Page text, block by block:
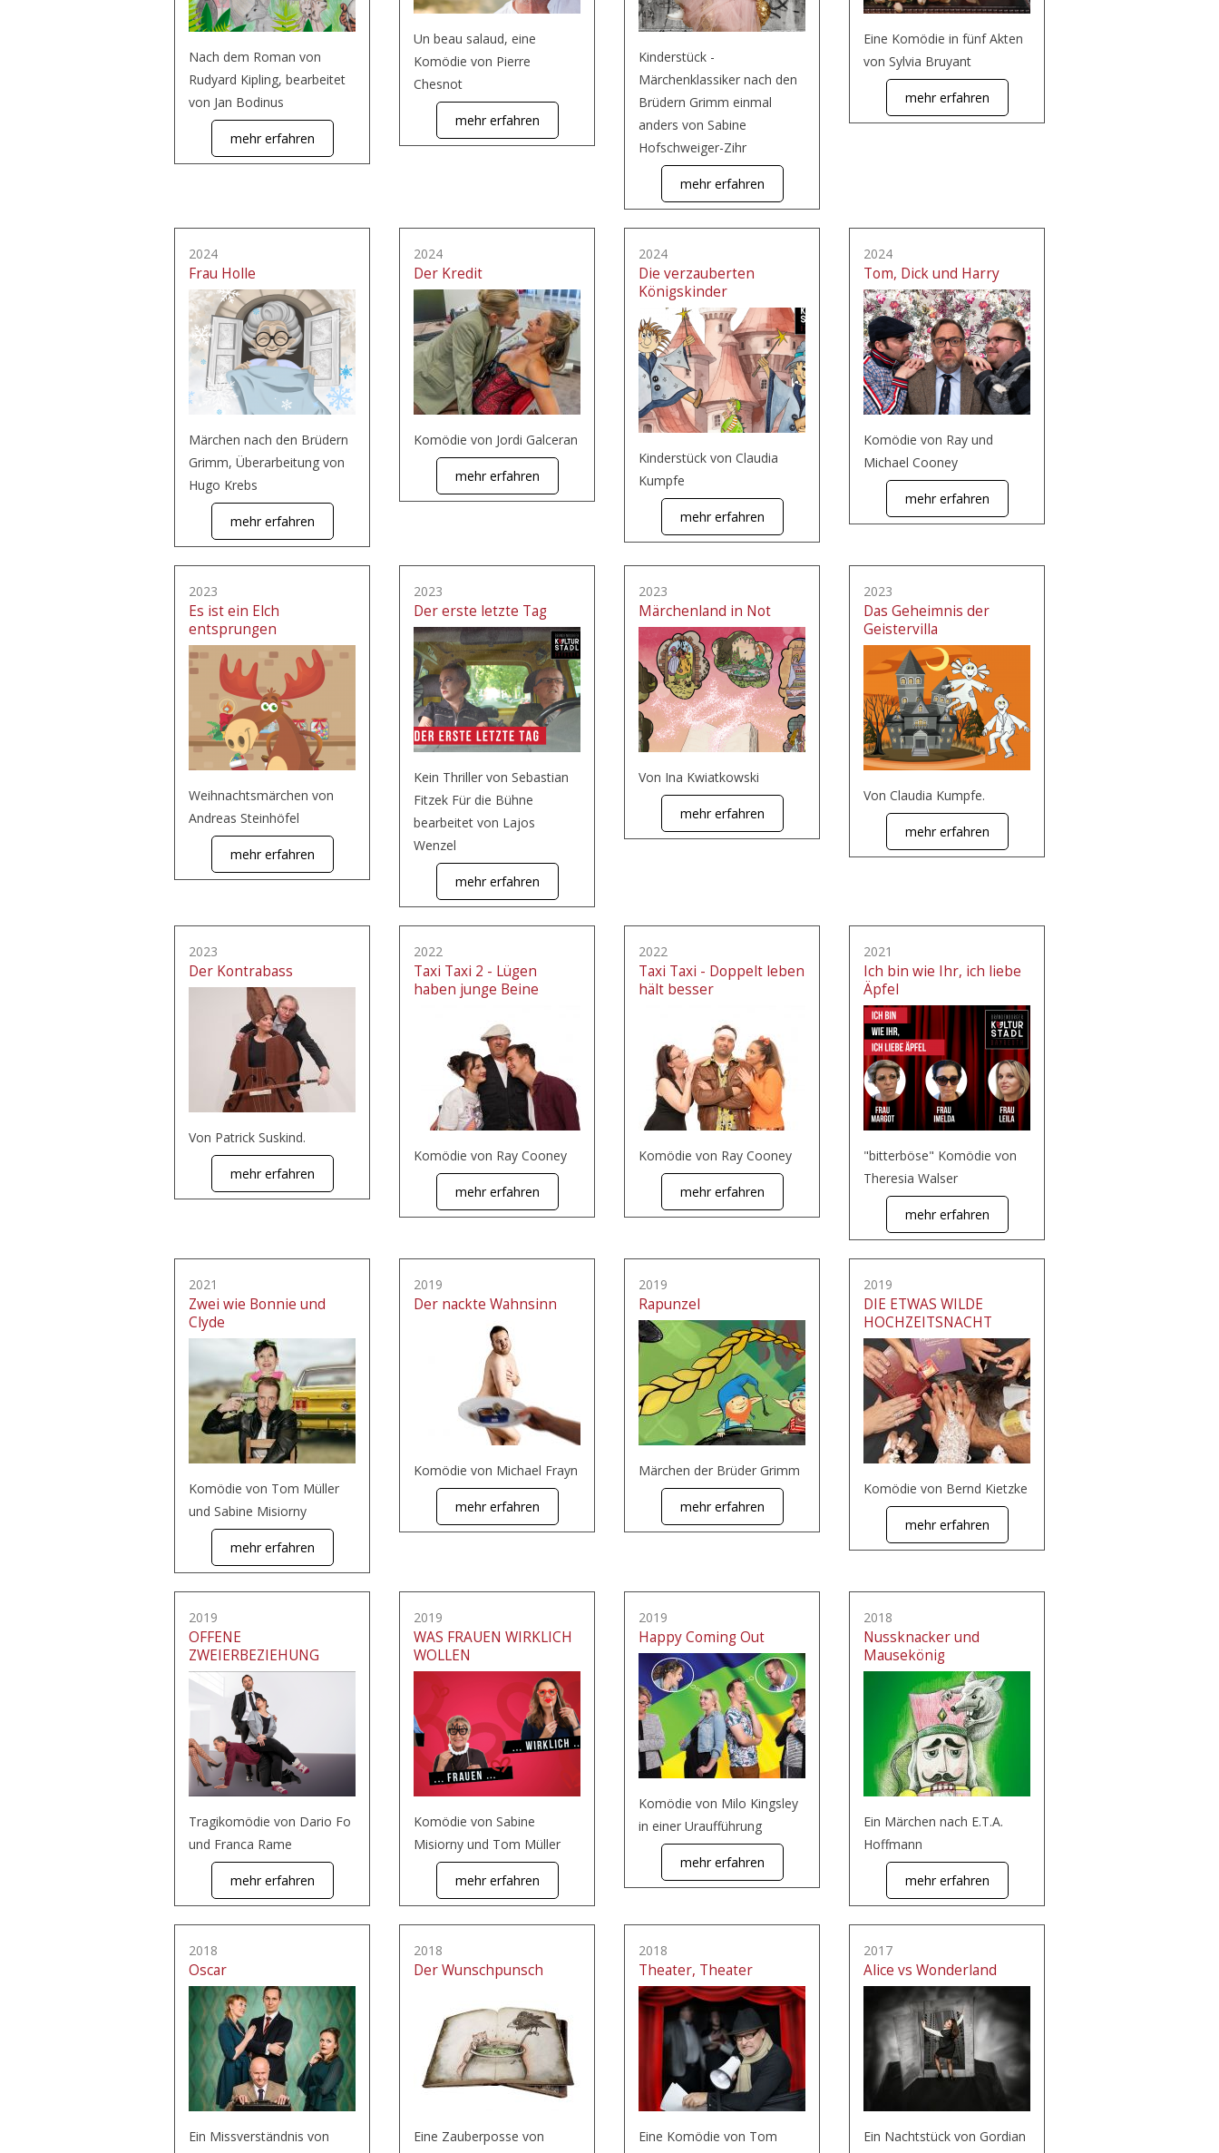
Nach dem Roman von
Rudyard Kipling, bearbeitet
von Jan Bodinus
mehr erfahren
Un beau salaud, eine
Komödie von Pierre
Chesnot
mehr erfahren
Kinderstück -
Märchenklassiker nach den
Brüdern Grimm einmal
anders von Sabine
Hofschweiger-Zihr
mehr erfahren
Eine Komödie in fünf Akten
von Sylvia Bruyant
mehr erfahren
2024
Frau Holle
Märchen nach den Brüdern
Grimm, Überarbeitung von
Hugo Krebs
mehr erfahren
2024
Der Kredit
Komödie von Jordi Galceran
mehr erfahren
2024
Die verzauberten
Königskinder
Kinderstück von Claudia
Kumpfe
mehr erfahren
2024
Tom, Dick und Harry
Komödie von Ray und
Michael Cooney
mehr erfahren
2023
Es ist ein Elch
entsprungen
Weihnachtsmärchen von
Andreas Steinhöfel
mehr erfahren
2023
Der erste letzte Tag
Kein Thriller von Sebastian
Fitzek Für die Bühne
bearbeitet von Lajos
Wenzel
mehr erfahren
2023
Märchenland in Not
Von Ina Kwiatkowski
mehr erfahren
2023
Das Geheimnis der
Geistervilla
Von Claudia Kumpfe.
mehr erfahren
2023
Der Kontrabass
Von Patrick Suskind.
mehr erfahren
2022
Taxi Taxi 2 - Lügen
haben junge Beine
Komödie von Ray Cooney
mehr erfahren
2022
Taxi Taxi - Doppelt leben
hält besser
Komödie von Ray Cooney
mehr erfahren
2021
Ich bin wie Ihr, ich liebe
Äpfel
"bitterböse" Komödie von
Theresia Walser
mehr erfahren
2021
Zwei wie Bonnie und
Clyde
Komödie von Tom Müller
und Sabine Misiorny
mehr erfahren
2019
Der nackte Wahnsinn
Komödie von Michael Frayn
mehr erfahren
2019
Rapunzel
Märchen der Brüder Grimm
mehr erfahren
2019
DIE ETWAS WILDE
HOCHZEITSNACHT
Komödie von Bernd Kietzke
mehr erfahren
2019
OFFENE
ZWEIERBEZIEHUNG
Tragikomödie von Dario Fo
und Franca Rame
mehr erfahren
2019
WAS FRAUEN WIRKLICH
WOLLEN
Komödie von Sabine
Misiorny und Tom Müller
mehr erfahren
2019
Happy Coming Out
Komödie von Milo Kingsley
in einer Uraufführung
mehr erfahren
2018
Nussknacker und
Mausekönig
Ein Märchen nach E.T.A.
Hoffmann
mehr erfahren
2018
Oscar
Ein Missverständnis von
2018
Der Wunschpunsch
Eine Zauberposse von
2018
Theater, Theater
Eine Komödie von Tom
2017
Alice vs Wonderland
Ein Nachtstück von Gordian